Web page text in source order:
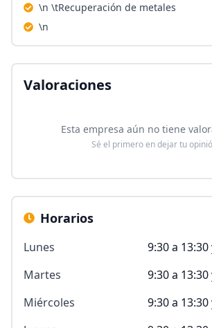
\n \tRecuperación de metales
\n
Valoraciones
Esta empresa aún no tiene
Sé el primero en dejar tu
Horarios
Lunes
9:30 a
Martes
9:30 a
Miércoles
9:30 a